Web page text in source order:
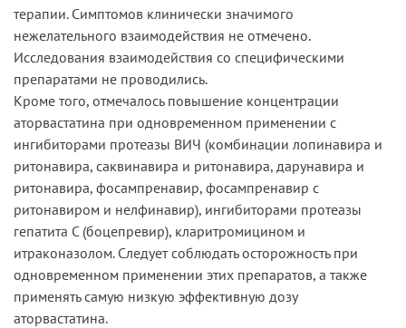
терапии. Симптомов клинически значимого
нежелательного взаимодействия не отмечено.
Исследования взаимодействия со специфическими
препаратами не проводились.
Кроме того, отмечалось повышение концентрации
аторвастатина при одновременном применении с
ингибиторами протеазы ВИЧ (комбинации лопинавира и
ритонавира, саквинавира и ритонавира, дарунавира и
ритонавира, фосампренавир, фосампренавир с
ритонавиром и нелфинавир), ингибиторами протеазы
гепатита С (боцепревир), кларитромицином и
итраконазолом. Следует соблюдать осторожность при
одновременном применении этих препаратов, а также
применять самую низкую эффективную дозу
аторвастатина.